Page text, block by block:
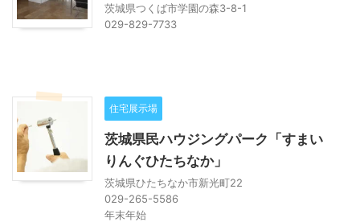
茨城県つくば市学園の森3-8-1
029-829-7733
住宅展示場
茨城県民ハウジングパーク「すまい
りんぐひたちなか」
茨城県ひたちなか市新光町22
029-265-5586
年末年始